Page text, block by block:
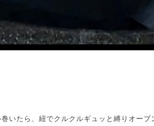
いたら、紐でクルクルギュッと縛りオーブ